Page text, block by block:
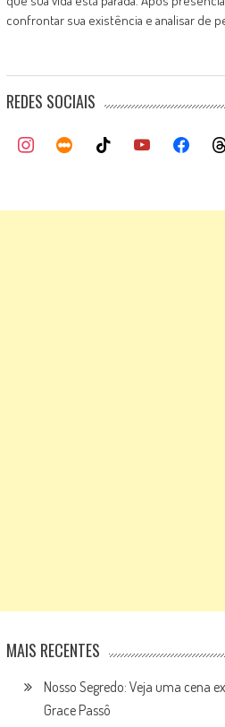
confrontar sua existência e analisar de
REDES SOCIAIS
MAIS RECENTES
Nosso Segredo: Veja uma cena
Grace Passô